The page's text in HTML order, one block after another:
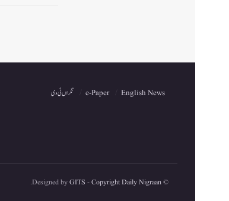
English News
e-Paper نگراں ٹی وی
© Designed by
GITS -Copyright Daily Nigraan
.